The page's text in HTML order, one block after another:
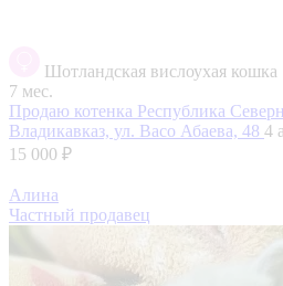
Шотландская вислоухая кошка
7 мес.
Продаю котенка Республика
Владикавказ, ул. Васо Абаева, 48 4
15 000 ₽
Алина
Частный продавец